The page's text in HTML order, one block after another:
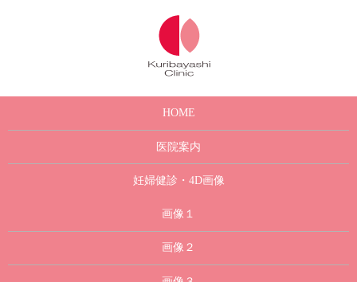
HOME
医院案内
妊婦健診・4D画像
画像１
画像２